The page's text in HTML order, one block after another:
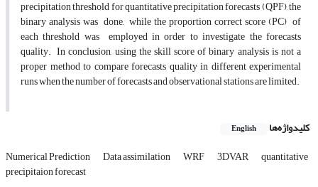
precipitation threshold for quantitative precipitation forecasts (QPF), the
binary analysis was done, while the proportion correct score (PC) of
each threshold was employed in order to investigate the forecasts
quality. In conclusion, using the skill score of binary analysis is not a
proper method to compare forecasts quality in different experimental
runs when the number of forecasts and observational stations are limited.
کلیدواژه‌ها English
Numerical Prediction Data assimilation WRF 3DVAR quantitative
precipitaion forecast